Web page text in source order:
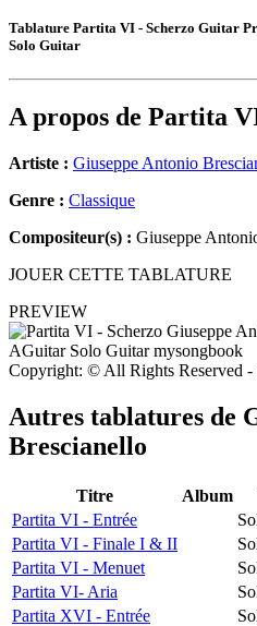
Tablature Partita VI - Scherzo Guitar
Solo Guitar
A propos de Partita
Artiste : Giuseppe Antonio
Genre : Classique
Compositeur(s) : Giuseppe
JOUER CETTE TABLATURE
PREVIEW
Copyright: © All Rights Reserved -
Autres tablatures de
Brescianello
Titre Album
Partita VI - Entrée
Partita VI - Finale I & II
Partita VI - Menuet
Partita VI- Aria
Partita XVI - Entrée